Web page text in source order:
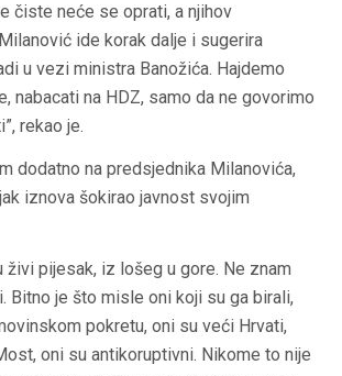
čiste neće se oprati, a njihov
ide korak dalje i sugerira
u vezi ministra Banožića. Hajdemo
nabacati na HDZ, samo da ne govorimo
rekao je.
dodatno na predsjednika Milanovića,
iznova šokirao javnost svojim
živi pijesak, iz lošeg u gore. Ne znam
Bitno je što misle oni koji su ga birali,
pokretu, oni su veći Hrvati,
oni su antikoruptivni. Nikome to nije